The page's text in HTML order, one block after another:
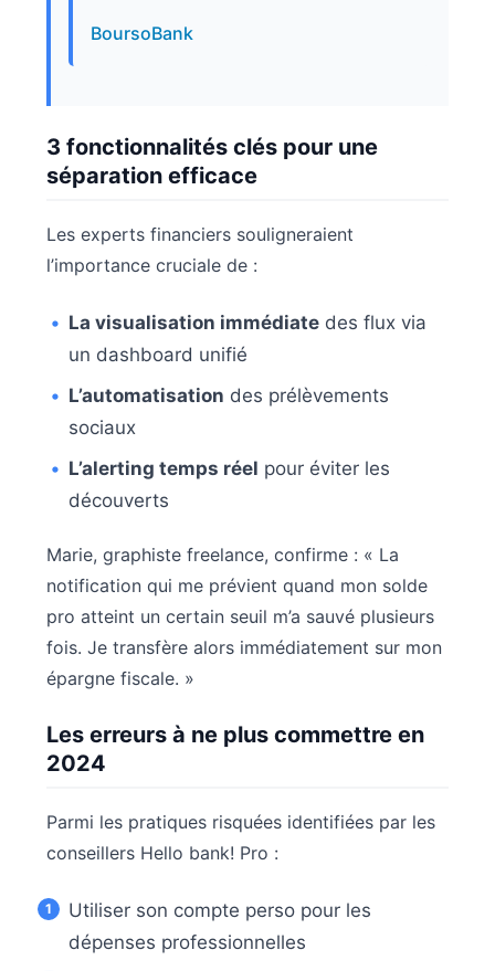
BoursoBank
3 fonctionnalités clés pour une
séparation efficace
Les experts financiers souligneraient
l’importance cruciale de :
La visualisation immédiate des flux via
un dashboard unifié
L’automatisation des prélèvements
sociaux
L’alerting temps réel pour éviter les
découverts
Marie, graphiste freelance, confirme : « La
notification qui me prévient quand mon solde
pro atteint un certain seuil m’a sauvé plusieurs
fois. Je transfère alors immédiatement sur mon
épargne fiscale. »
Les erreurs à ne plus commettre en
2024
Parmi les pratiques risquées identifiées par les
conseillers Hello bank! Pro :
Utiliser son compte perso pour les
dépenses professionnelles